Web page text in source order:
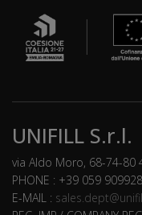
UNIFILL S.r.l.
via Aldo Moro, 68-74-
PHONE : +39 059
E-MAIL :